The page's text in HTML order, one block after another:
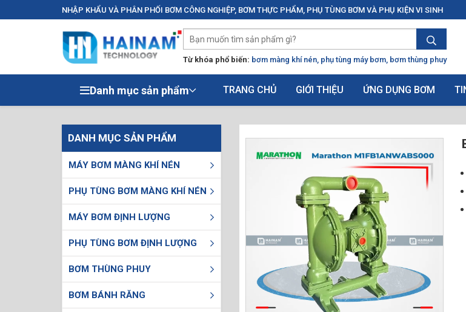
NHẬP KHẨU VÀ PHÂN PHỐI BƠM CÔNG NGHIỆP, BƠM THỰC PHẨM, PHỤ TÙNG BƠM VÀ PHỤ KIỆN VI SINH
Từ khóa phổ biến: bơm màng khí nén phụ tùng máy bơm bơm thùng phuy
Danh mục sản phẩm TRANG CHỦ GIỚI THIỆU ỨNG DỤNG BƠM
DANH MỤC SẢN PHẨM
MÁY BƠM MÀNG KHÍ NÉN
PHỤ TÙNG BƠM MÀNG KHÍ NÉN
MÁY BƠM ĐỊNH LƯỢNG
PHỤ TÙNG BƠM ĐỊNH LƯỢNG
BƠM THÙNG PHUY
BƠM BÁNH RĂNG